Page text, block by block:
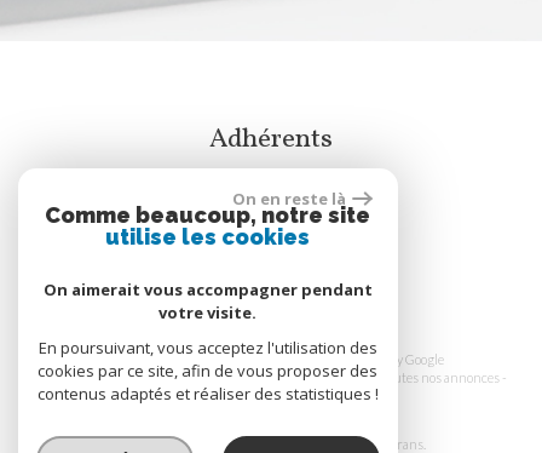
Adhérents
© 2026 | Tous droits réservés | Traduction powered by Google
Plan du site-Mentions légales -Honoraires- Liens-Admin- Toutes nos annonces -
Politique RGPD
un seul site adaptable à tous les types d'écrans.
On en reste là
Comme beaucoup, notre site
utilise les cookies
On aimerait vous accompagner pendant
votre visite.
En poursuivant, vous acceptez l'utilisation des
cookies par ce site, afin de vous proposer des
contenus adaptés et réaliser des statistiques !